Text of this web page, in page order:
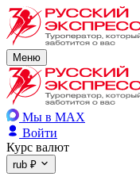
Меню
Мы в MAX
Войти
Курс валют
rub ₽